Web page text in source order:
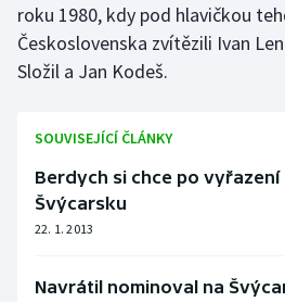
roku 1980, kdy pod hlavičkou
Československa zvítězili Ivan
Složil a Jan Kodeš.
SOUVISEJÍCÍ ČLÁNKY
Berdych si chce po
Švýcarsku
22. 1. 2013
Navrátil nominoval na